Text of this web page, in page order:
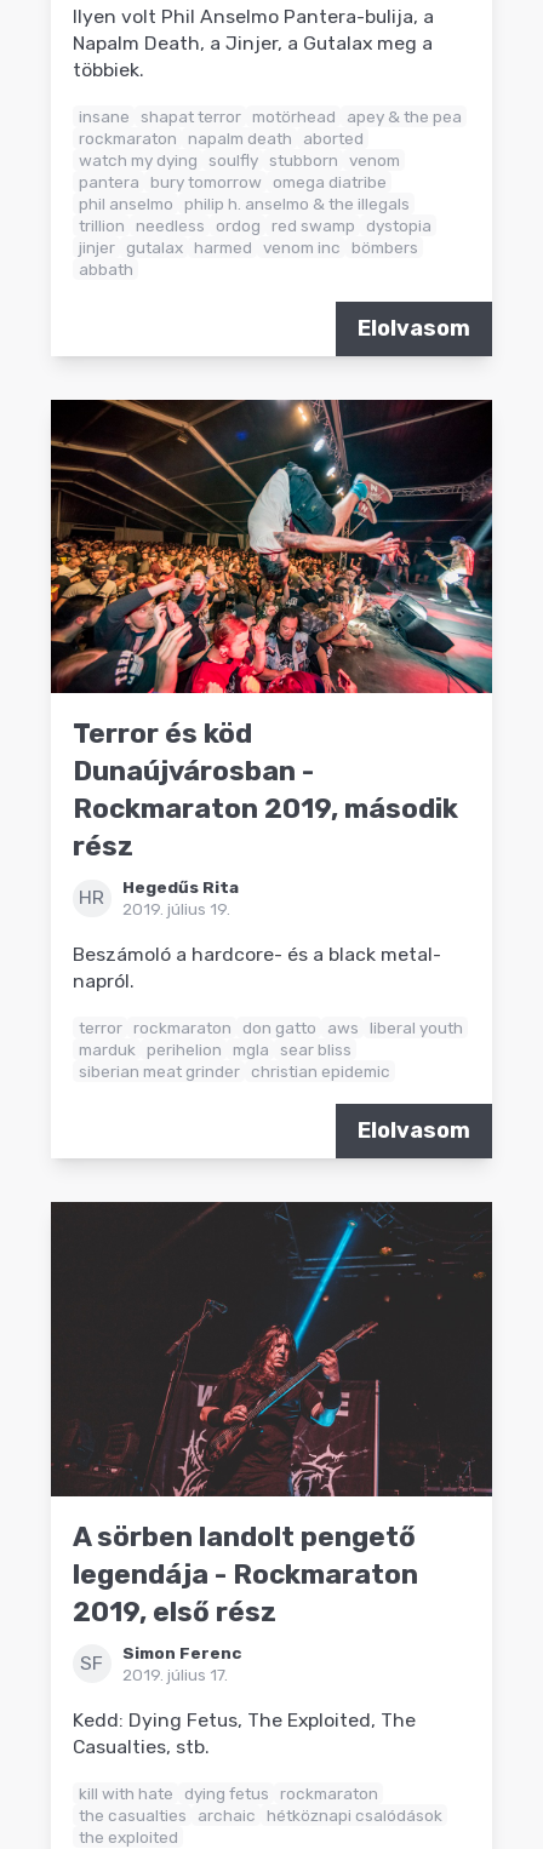
Ilyen volt Phil Anselmo Pantera-bulija, a
Napalm Death, a Jinjer, a Gutalax meg a
többiek.
insane shapat terror motörhead
apey & the pea
rockmaraton
napalm death
aborted
watch my dying
soulfly stubborn
venom
pantera
bury tomorrow
omega diatribe
phil anselmo
philip h. anselmo & the illegals
trillion
needless ordog red swamp
dystopia
jinjer
gutalax harmed venom inc
bömbers
abbath
Elolvasom
Terror és köd
Dunaújvárosban -
Rockmaraton 2019, második
rész
HR
Hegedűs Rita
2019. július 19.
Beszámoló a hardcore- és a black metal-
napról.
terror rockmaraton don gatto aws
liberal youth
marduk perihelion mgla
sear bliss
siberian meat grinder christian epidemic
Elolvasom
A sörben landolt pengető
legendája - Rockmaraton
2019, első rész
SF
Simon Ferenc
2019. július 17.
Kedd: Dying Fetus, The Exploited, The
Casualties, stb.
kill with hate dying fetus
rockmaraton
the casualties
archaic
hétköznapi csalódások
the exploited